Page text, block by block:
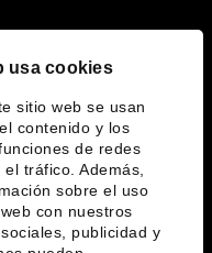
usa cookies
sitio web se usan
contenido y los
de redes
tráfico. Además,
sobre el uso
con nuestros
publicidad y